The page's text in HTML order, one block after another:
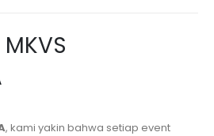
, kami yakin bahwa setiap event